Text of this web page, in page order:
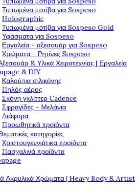
Τυπωμένα μοτίβα για Sospeso
Holographic
Τυπωμένα μοτίβα για Sospeso Gold
Υφάσματα για Sospeso
Εργαλεία - αξεσουάρ για Sospeso
Χρώματα - Ρητίνες Sospeso
& Υλικά Χειροτεχνίας | Εργαλεία
& DIY
Καλούπια σιλικόνης
Πηλός αέρος
Σκόνη γκλίττερ Cadence
Σφραγίδες - Μελάνια
Διάφορα
Προωθητικά προϊόντα
κατηγορίες
Χριστουγεννιάτικα προϊόντα
Πασχαλινά προϊόντα
Ακρυλικά Χρώματα | Heavy Body & Artist